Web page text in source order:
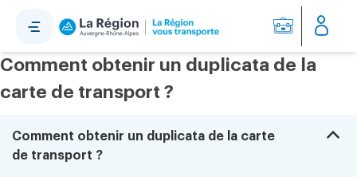
Comment obtenir un duplicata de la
carte de transport ?
B
Comment obtenir un duplicata de la carte
de transport ?